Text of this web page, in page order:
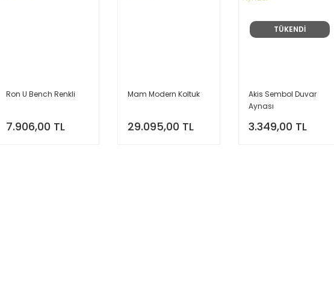
Ron U Bench Renkli
7.906,00 TL
Mam Modern Koltuk
29.095,00 TL
TÜKENDİ
Akis Sembol Duvar
Aynası
3.349,00 TL